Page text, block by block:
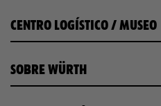
CENTRO LOGÍSTICO / MUSEO
SOBRE WÜRTH